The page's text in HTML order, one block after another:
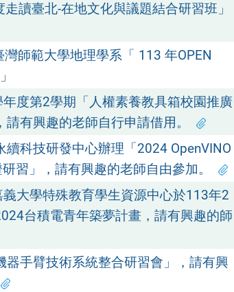
走讀臺北-在地文化與議題結合研習班」
師範大學地理學系「 113 年OPEN
度第2學期「人權素養教具箱校園推廣
有興趣的老師自行申請借用。
續科技研發中心辦理「2024 OpenVINO
習」，請有興趣的老師自由參加。
大學特殊教育學生資源中心於113年2
台積電青年築夢計畫，請有興趣的師
器手臂技術系統整合研習會」，請有興